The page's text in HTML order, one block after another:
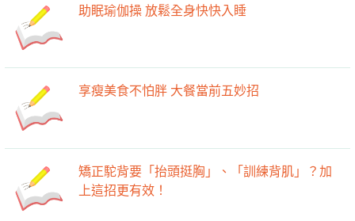
助眠瑜伽操 放鬆全身快快入睡
享瘦美食不怕胖 大餐當前五妙招
矯正駝背要「抬頭挺胸」、「訓練背肌」？加
上這招更有效！